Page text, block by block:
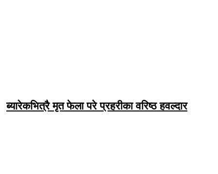
ब्यारेकभित्रै मृत फेला परे प्रहरीका वरिष्ठ हवल्दार